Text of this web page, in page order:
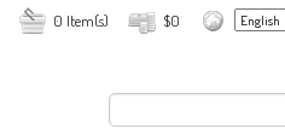
$0
0 Item(s)